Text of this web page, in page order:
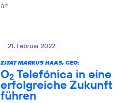
an.
21. Februar 2022
ZITAT MARKUS HAAS, CEO:
O2 Telefónica in eine
erfolgreiche Zukunft
führen